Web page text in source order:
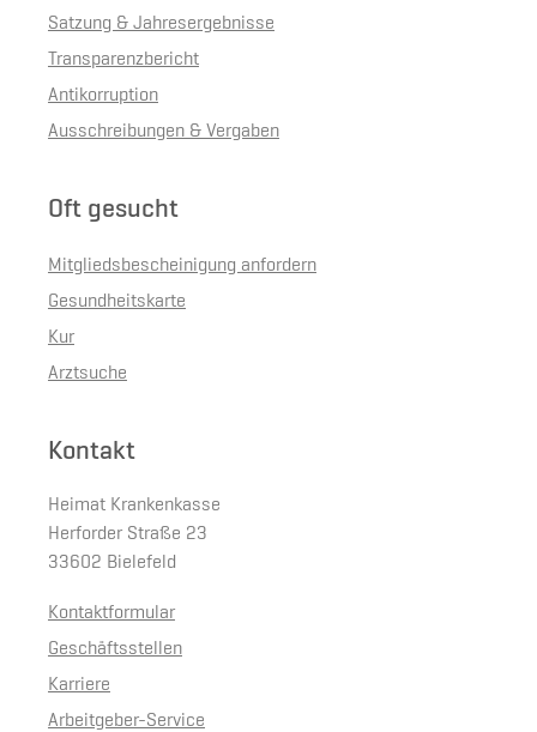
Satzung & Jahresergebnisse
Transparenzbericht
Antikorruption
Ausschreibungen & Vergaben
Oft gesucht
Mitgliedsbescheinigung anfordern
Gesundheitskarte
Kur
Arztsuche
Kontakt
Heimat Krankenkasse
Herforder Straße 23
33602 Bielefeld
Kontaktformular
Geschäftsstellen
Karriere
Arbeitgeber-Service